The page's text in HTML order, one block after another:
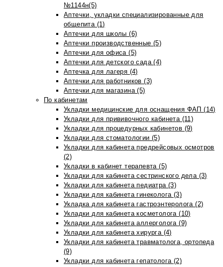
№1144н(5)
Аптечки, укладки специализированные для
общепита (1)
Аптечки для школы (6)
Аптечки производственные (5)
Аптечки для офиса (5)
Аптечки для детского сада (4)
Аптечка для лагеря (4)
Аптечки для работников (3)
Аптечки для магазина (5)
По кабинетам
Укладки медицинские для оснащения ФАП (14)
Укладки для прививочного кабинета (11)
Укладки для процедурных кабинетов (9)
Укладки для стоматологии (5)
Укладки для кабинета предрейсовых осмотров
(2)
Укладки в кабинет терапевта (5)
Укладки для кабинета сестринского дела (3)
Укладки для кабинета педиатра (3)
Укладки для кабинета гинеколога (3)
Укладка для кабинета гастроэнтеролога (2)
Укладки для кабинета косметолога (10)
Укладки для кабинета аллерголога (9)
Укладки для кабинета хирурга (4)
Укладки для кабинета травматолога, ортопеда
(9)
Укладки для кабинета гепатолога (2)